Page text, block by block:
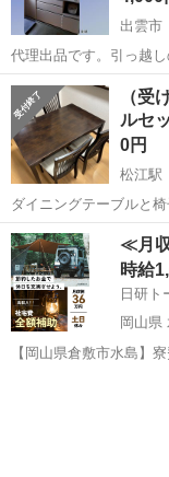
出雲市
代理出品です。引っ越
ＮＣでおねがいします
と思います。現状引き
にはお手伝いします。
島根 出雲市 ダ
（受
ルセ
0円
松江駅
ダイニングテーブルと
ますので、小傷等あり
が破損しておりますが
照） テーブルと椅子4
島根 松江市 松
≪月
時給
日研ト
岡山県
【岡山県倉敷市水島】